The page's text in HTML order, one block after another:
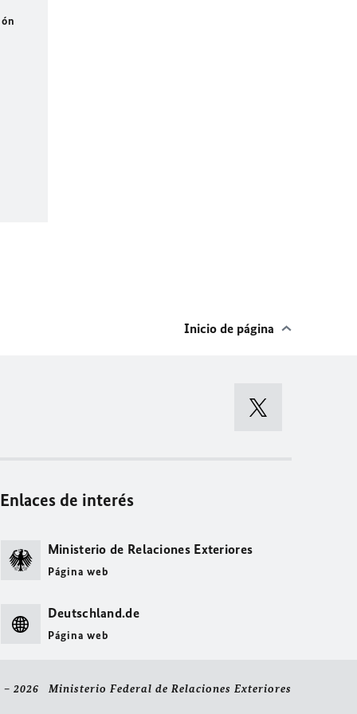
Inicio de página
Enlaces de interés
Ministerio de Relaciones Exteriores
Página web
Deutschland.de
Página web
– 2026 Ministerio Federal de Relaciones Exteriores